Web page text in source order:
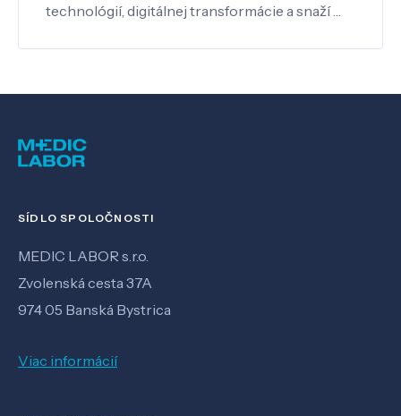
technológií, digitálnej transformácie a snaží …
SÍDLO SPOLOČNOSTI
MEDIC LABOR s.r.o.
Zvolenská cesta 37A
974 05 Banská Bystrica
Viac informácií